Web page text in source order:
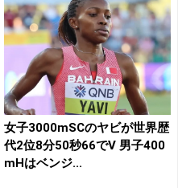
女子3000mSCのヤビが世界歴
代2位8分50秒66でV 男子400
mHはベンジ...